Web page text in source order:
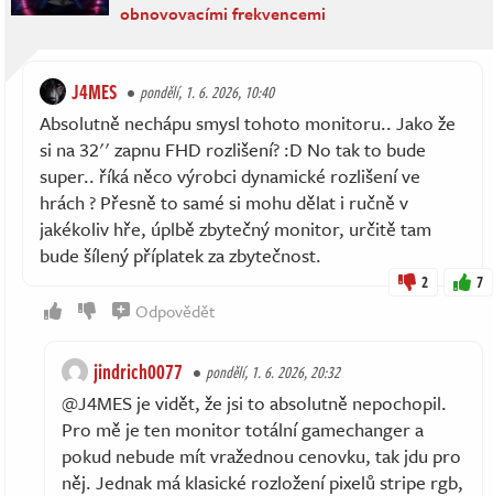
obnovovacími frekvencemi
J4MES pondělí, 1. 6. 2026, 10:40
Absolutně nechápu smysl tohoto monitoru.. Jako že
si na 32'' zapnu FHD rozlišení? :D No tak to bude
super.. říká něco výrobci dynamické rozlišení ve
hrách ? Přesně to samé si mohu dělat i ručně v
jakékoliv hře, úplbě zbytečný monitor, určitě tam
bude šílený příplatek za zbytečnost.
2 7
Odpovědět
jindrich0077 pondělí, 1. 6. 2026, 20:32
@J4MES je vidět, že jsi to absolutně nepochopil.
Pro mě je ten monitor totální gamechanger a
pokud nebude mít vražednou cenovku, tak jdu pro
něj. Jednak má klasické rozložení pixelů stripe rgb,